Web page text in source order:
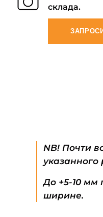
склада.
NB! Почти
указанного
До +5-10 мм
ширине.